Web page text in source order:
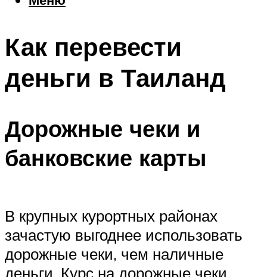
Шоппинг
Что посетить
Как перевести
деньги в Таиланд
Дорожные чеки и
банковские карты
В крупных курортных районах
зачастую выгоднее использовать
дорожные чеки, чем наличные
деньги. Курс на дорожные чеки